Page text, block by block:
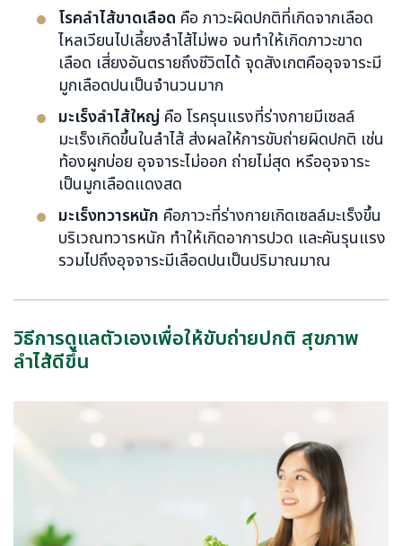
โรคลำไส้ขาดเลือด คือ ภาวะผิดปกติที่เกิดจากเลือด
ไหลเวียนไปเลี้ยงลำไส้ไม่พอ จนทำให้เกิดภาวะขาด
เลือด เสี่ยงอันตรายถึงชีวิตได้ จุดสังเกตคืออุจจาระมี
มูกเลือดปนเป็นจำนวนมาก
มะเร็งลำไส้ใหญ่ คือ โรครุนแรงที่ร่างกายมีเซลล์
มะเร็งเกิดขึ้นในลำไส้ ส่งผลให้การขับถ่ายผิดปกติ เช่น
ท้องผูกบ่อย อุจจาระไม่ออก ถ่ายไม่สุด หรืออุจจาระ
เป็นมูกเลือดแดงสด
มะเร็งทวารหนัก คือภาวะที่ร่างกายเกิดเซลล์มะเร็งขึ้น
บริเวณทวารหนัก ทำให้เกิดอาการปวด และคันรุนแรง
รวมไปถึงอุจจาระมีเลือดปนเป็นปริมาณมาณ
วิธีการดูแลตัวเองเพื่อให้ขับถ่ายปกติ สุขภาพ
ลำไส้ดีขึ้น